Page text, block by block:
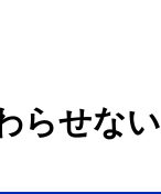
らせな